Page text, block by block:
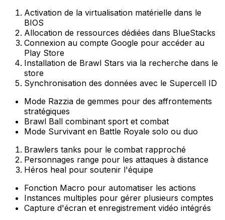
Activation de la virtualisation matérielle dans le
BIOS
Allocation de ressources dédiées dans BlueStacks
Connexion au compte Google pour accéder au
Play Store
Installation de Brawl Stars via la recherche dans le
store
Synchronisation des données avec le Supercell ID
Mode Razzia de gemmes pour des affrontements
stratégiques
Brawl Ball combinant sport et combat
Mode Survivant en Battle Royale solo ou duo
Brawlers tanks pour le combat rapproché
Personnages range pour les attaques à distance
Héros heal pour soutenir l'équipe
Fonction Macro pour automatiser les actions
Instances multiples pour gérer plusieurs comptes
Capture d'écran et enregistrement vidéo intégrés